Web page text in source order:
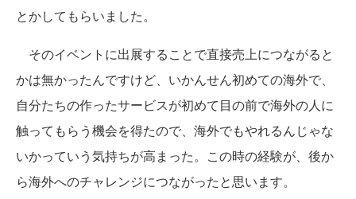
とかしてもらいました。
そのイベントに出展することで直接売上につながると
かは無かったんですけど、いかんせん初めての海外で、
自分たちの作ったサービスが初めて目の前で海外の人に
触ってもらう機会を得たので、海外でもやれるんじゃな
いかっていう気持ちが高まった。この時の経験が、後か
ら海外へのチャレンジにつながったと思います。